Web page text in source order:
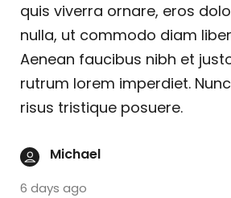
quis viverra ornare, eros
nulla, ut commodo diam
Aenean faucibus nibh et
rutrum lorem imperdiet.
risus tristique posuere.
Michael
6 days ago